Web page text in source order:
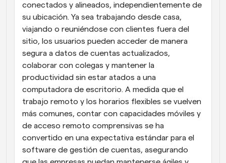
conectados y alineados, independientemente de
su ubicación. Ya sea trabajando desde casa,
viajando o reuniéndose con clientes fuera del
sitio, los usuarios pueden acceder de manera
segura a datos de cuentas actualizados,
colaborar con colegas y mantener la
productividad sin estar atados a una
computadora de escritorio. A medida que el
trabajo remoto y los horarios flexibles se vuelven
más comunes, contar con capacidades móviles y
de acceso remoto comprensivas se ha
convertido en una expectativa estándar para el
software de gestión de cuentas, asegurando